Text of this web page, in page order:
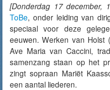
[Donderdag 17 december,
ToBe, onder leiding van
speciaal voor deze
eeuwen. Werken van Holst
Ave Maria van Caccini,
samenzang staan op het
zingt sopraan Mariët
een aantal liederen.